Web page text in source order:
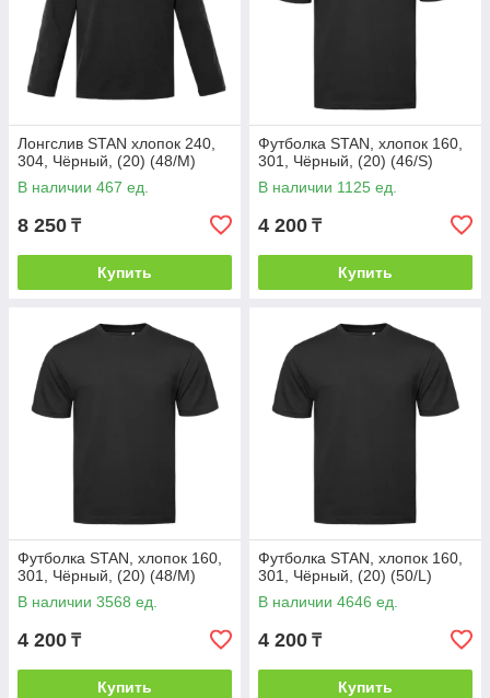
Лонгслив STAN хлопок 240,
304, Чёрный, (20) (48/M)
В наличии 467 ед.
8 250 ₸
Купить
Футболка STAN, хлопок 160,
301, Чёрный, (20) (46/S)
В наличии 1125 ед.
4 200 ₸
Купить
Футболка STAN, хлопок 160,
301, Чёрный, (20) (48/M)
В наличии 3568 ед.
4 200 ₸
Купить
Футболка STAN, хлопок 160,
301, Чёрный, (20) (50/L)
В наличии 4646 ед.
4 200 ₸
Купить